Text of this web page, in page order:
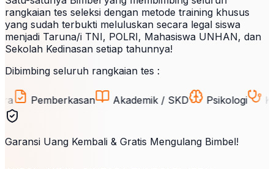
rangkaian tes seleksi dengan metode training khusus
yang sudah terbukti meluluskan secara legal siswa
menjadi Taruna/i TNI, POLRI, Mahasiswa UNHAN, dan
Sekolah Kedinasan setiap tahunnya!
Dibimbing seluruh rangkaian tes :
Akademik / SKD Psikologi
Garansi Uang Kembali & Gratis Mengulang Bimbel!